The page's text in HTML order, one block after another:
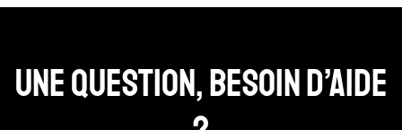
Une question, Besoin d’aide